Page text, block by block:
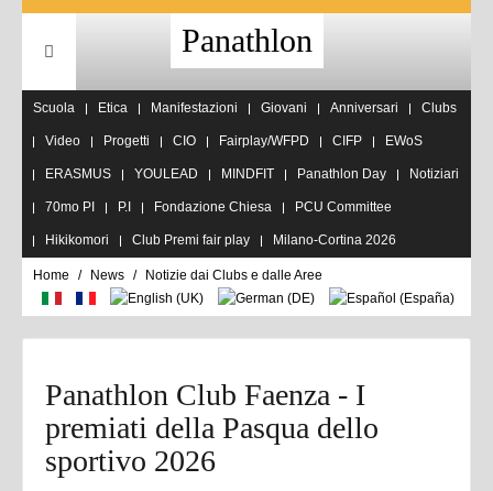
Panathlon
Scuola Etica Manifestazioni Giovani Anniversari Clubs
Video Progetti CIO Fairplay/WFPD CIFP EWoS
ERASMUS YOULEAD MINDFIT Panathlon Day Notiziari
70mo PI P.I Fondazione Chiesa PCU Committee
Hikikomori Club Premi fair play Milano-Cortina 2026
Home News Notizie dai Clubs e dalle Aree
Panathlon Club Faenza - I
premiati della Pasqua dello
sportivo 2026